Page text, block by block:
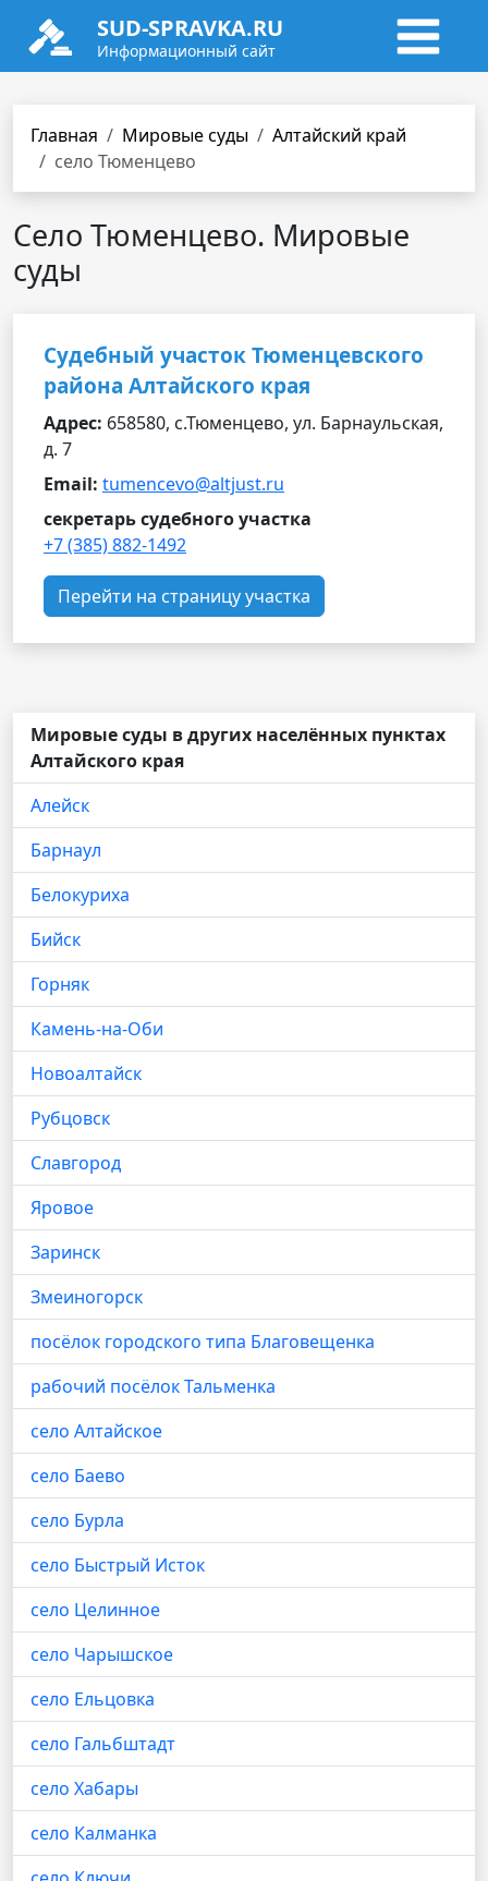
SUD-SPRAVKA.RU
Информационный сайт
Главная Мировые суды
Алтайский край
село Тюменцево
Село Тюменцево. Мировые
суды
Судебный участок Тюменцевского
района Алтайского края
Адрес: 658580, с.Тюменцево, ул. Барнаульская,
д. 7
Email: tumencevo@altjust.ru
секретарь судебного участка
+7 (385) 882-1492
Перейти на страницу участка
Мировые суды в других населённых пунктах
Алтайского края
Алейск
Барнаул
Белокуриха
Бийск
Горняк
Камень-на-Оби
Новоалтайск
Рубцовск
Славгород
Яровое
Заринск
Змеиногорск
посёлок городского типа Благовещенка
рабочий посёлок Тальменка
село Алтайское
село Баево
село Бурла
село Быстрый Исток
село Целинное
село Чарышское
село Ельцовка
село Гальбштадт
село Хабары
село Калманка